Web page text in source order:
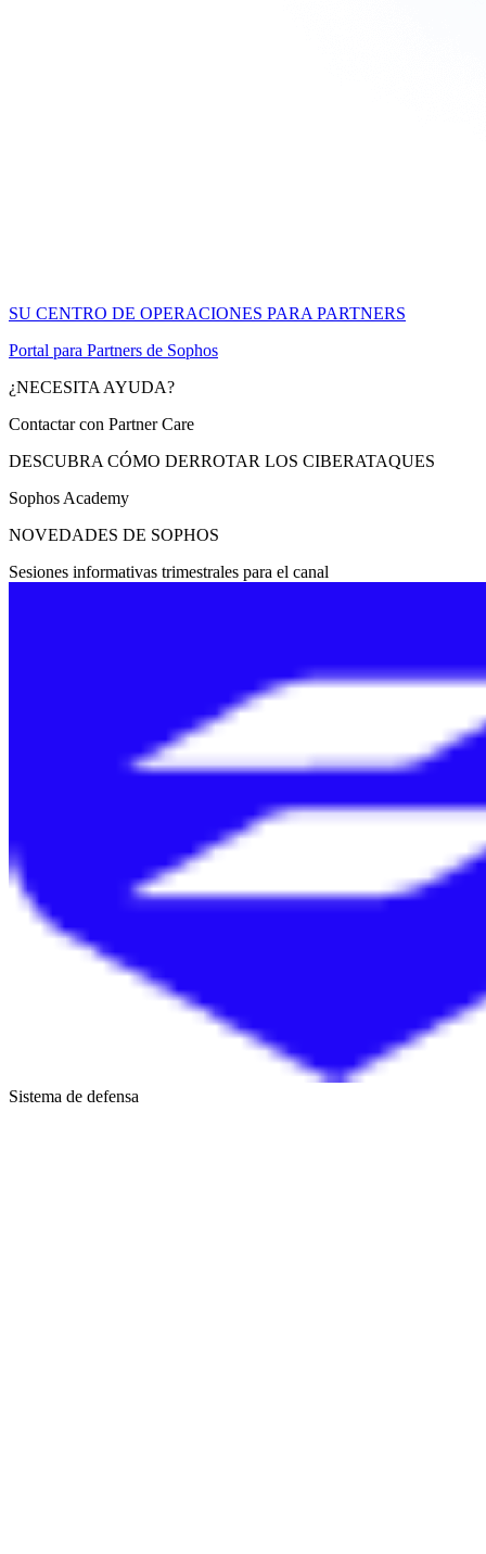
SU CENTRO DE OPERACIONES PARA PARTNERS
Portal para Partners de Sophos
¿NECESITA AYUDA?
Contactar con Partner Care
DESCUBRA CÓMO DERROTAR LOS CIBERATAQUES
Sophos Academy
NOVEDADES DE SOPHOS
Sesiones informativas trimestrales para el canal
Sistema de defensa